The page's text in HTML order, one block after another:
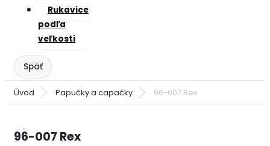
Rukavice
podľa
veľkosti
Úvod Papučky a capačky 96-007 Rex
96-007 Rex